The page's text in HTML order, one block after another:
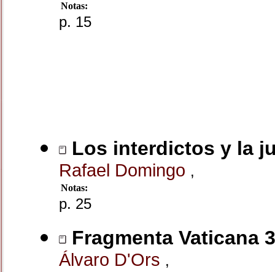
Notas:
p. 15
Los interdictos y la
Rafael Domingo ,
Notas:
p. 25
Fragmenta Vaticana
Álvaro D'Ors ,